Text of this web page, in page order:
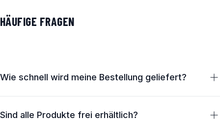
HÄUFIGE FRAGEN
Wie schnell wird meine Bestellung geliefert?
Regel innerhalb von 1–2 Werktagen. Die Zustellung erfolgt
Sind alle Produkte frei erhältlich?